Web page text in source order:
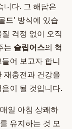
니다. 그 해답은
드' 방식에 있습
걱정 없이 오직
는 슬립어스의 혁
어 보고자 합니
재충전과 건강을
이 될 것입니다.
일 아침 상쾌하
유지하는 것 모